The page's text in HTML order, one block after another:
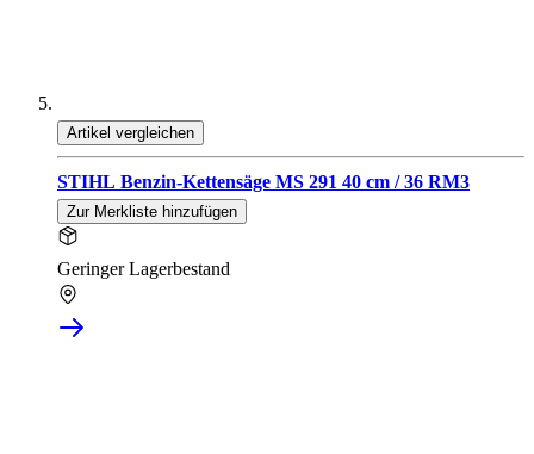
Artikel vergleichen
STIHL Benzin-Kettensäge MS 291 40 cm / 36 RM3
Zur Merkliste hinzufügen
Geringer Lagerbestand